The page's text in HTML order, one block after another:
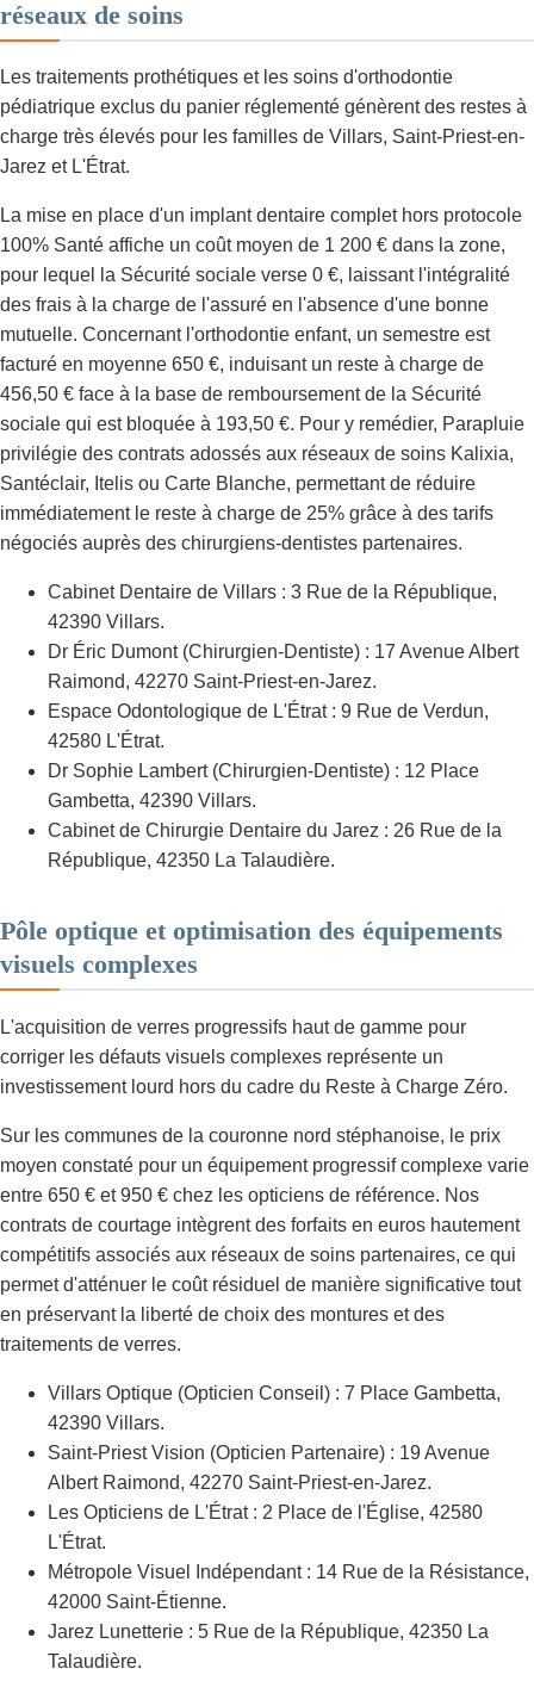
réseaux de soins
Les traitements prothétiques et les soins d'orthodontie
pédiatrique exclus du panier réglementé génèrent des restes à
charge très élevés pour les familles de Villars, Saint-Priest-en-
Jarez et L'Étrat.
La mise en place d'un implant dentaire complet hors protocole
100% Santé affiche un coût moyen de 1 200 € dans la zone,
pour lequel la Sécurité sociale verse 0 €, laissant l'intégralité
des frais à la charge de l'assuré en l'absence d'une bonne
mutuelle. Concernant l'orthodontie enfant, un semestre est
facturé en moyenne 650 €, induisant un reste à charge de
456,50 € face à la base de remboursement de la Sécurité
sociale qui est bloquée à 193,50 €. Pour y remédier, Parapluie
privilégie des contrats adossés aux réseaux de soins Kalixia,
Santéclair, Itelis ou Carte Blanche, permettant de réduire
immédiatement le reste à charge de 25% grâce à des tarifs
négociés auprès des chirurgiens-dentistes partenaires.
Cabinet Dentaire de Villars : 3 Rue de la République,
42390 Villars.
Dr Éric Dumont (Chirurgien-Dentiste) : 17 Avenue Albert
Raimond, 42270 Saint-Priest-en-Jarez.
Espace Odontologique de L'Étrat : 9 Rue de Verdun,
42580 L'Étrat.
Dr Sophie Lambert (Chirurgien-Dentiste) : 12 Place
Gambetta, 42390 Villars.
Cabinet de Chirurgie Dentaire du Jarez : 26 Rue de la
République, 42350 La Talaudière.
Pôle optique et optimisation des équipements
visuels complexes
L'acquisition de verres progressifs haut de gamme pour
corriger les défauts visuels complexes représente un
investissement lourd hors du cadre du Reste à Charge Zéro.
Sur les communes de la couronne nord stéphanoise, le prix
moyen constaté pour un équipement progressif complexe varie
entre 650 € et 950 € chez les opticiens de référence. Nos
contrats de courtage intègrent des forfaits en euros hautement
compétitifs associés aux réseaux de soins partenaires, ce qui
permet d'atténuer le coût résiduel de manière significative tout
en préservant la liberté de choix des montures et des
traitements de verres.
Villars Optique (Opticien Conseil) : 7 Place Gambetta,
42390 Villars.
Saint-Priest Vision (Opticien Partenaire) : 19 Avenue
Albert Raimond, 42270 Saint-Priest-en-Jarez.
Les Opticiens de L'Étrat : 2 Place de l'Église, 42580
L'Étrat.
Métropole Visuel Indépendant : 14 Rue de la Résistance,
42000 Saint-Étienne.
Jarez Lunetterie : 5 Rue de la République, 42350 La
Talaudière.